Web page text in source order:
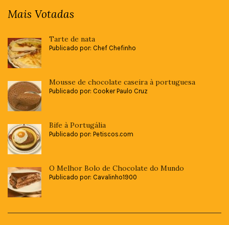
Mais Votadas
Tarte de nata
Publicado por: Chef Chefinho
Mousse de chocolate caseira à portuguesa
Publicado por: Cooker Paulo Cruz
Bife à Portugália
Publicado por: Petiscos.com
O Melhor Bolo de Chocolate do Mundo
Publicado por: Cavalinho1900